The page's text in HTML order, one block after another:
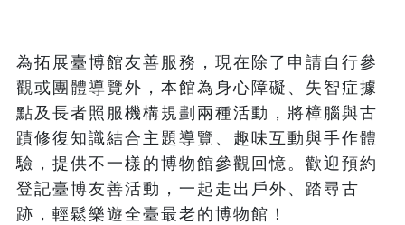
為拓展臺博館友善服務，現在除了申請自行參
觀或團體導覽外，本館為身心障礙、失智症據
點及長者照服機構規劃兩種活動，將樟腦與古
蹟修復知識結合主題導覽、趣味互動與手作體
驗，提供不一樣的博物館參觀回憶。歡迎預約
登記臺博友善活動，一起走出戶外、踏尋古
跡，輕鬆樂遊全臺最老的博物館！